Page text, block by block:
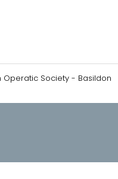
Operatic Society - Basildon